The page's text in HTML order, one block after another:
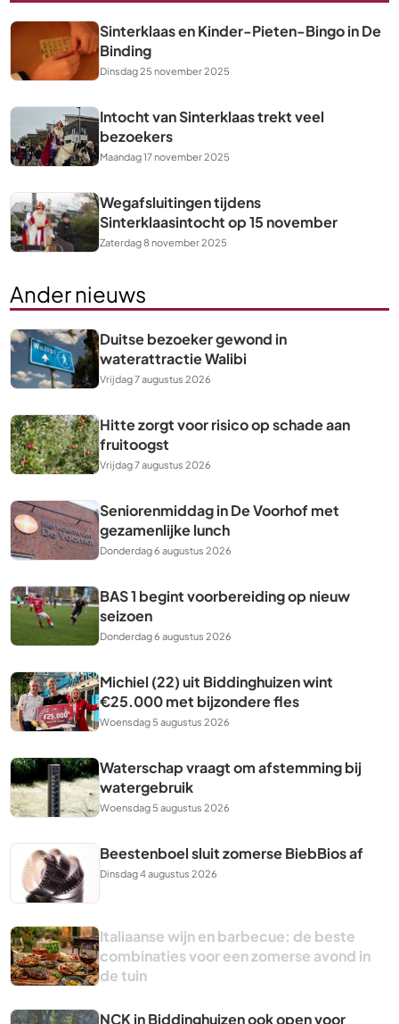
Sinterklaas en Kinder-Pieten-Bingo in De
Binding
Dinsdag 25 november 2025
Intocht van Sinterklaas trekt veel
bezoekers
Maandag 17 november 2025
Wegafsluitingen tijdens
Sinterklaasintocht op 15 november
Zaterdag 8 november 2025
Ander nieuws
Duitse bezoeker gewond in
waterattractie Walibi
Vrijdag 7 augustus 2026
Hitte zorgt voor risico op schade aan
fruitoogst
Vrijdag 7 augustus 2026
Seniorenmiddag in De Voorhof met
gezamenlijke lunch
Donderdag 6 augustus 2026
BAS 1 begint voorbereiding op nieuw
seizoen
Donderdag 6 augustus 2026
Michiel (22) uit Biddinghuizen wint
€25.000 met bijzondere fles
Woensdag 5 augustus 2026
Waterschap vraagt om afstemming bij
watergebruik
Woensdag 5 augustus 2026
Beestenboel sluit zomerse BiebBios af
Dinsdag 4 augustus 2026
Italiaanse wijn en barbecue: de beste
combinaties voor een zomerse avond in
de tuin
NCK in Biddinghuizen ook open voor